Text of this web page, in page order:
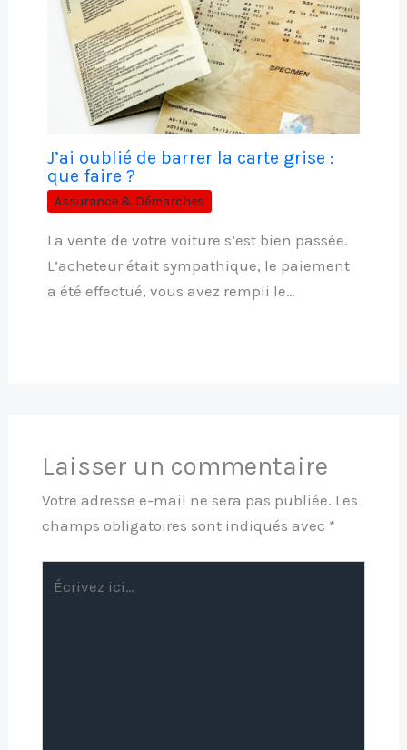
J’ai oublié de barrer la carte grise :
que faire ?
Assurance & Démarches
La vente de votre voiture s’est bien passée.
L’acheteur était sympathique, le paiement
a été effectué, vous avez rempli le…
Laisser un commentaire
Votre adresse e-mail ne sera pas publiée. Les
champs obligatoires sont indiqués avec *